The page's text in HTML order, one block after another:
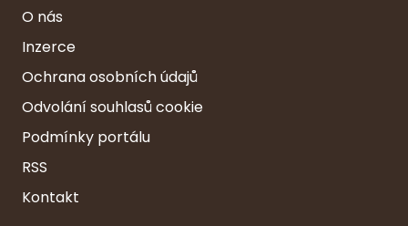
O nás
Inzerce
Ochrana osobních údajů
Odvolání souhlasů cookie
Podmínky portálu
RSS
Kontakt